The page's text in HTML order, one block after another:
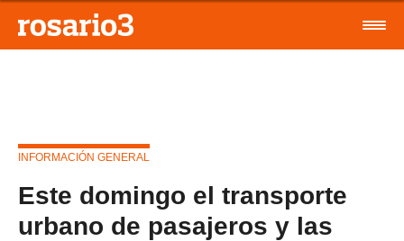
INFORMACIÓN GENERAL
Este domingo el transporte
urbano de pasajeros y las